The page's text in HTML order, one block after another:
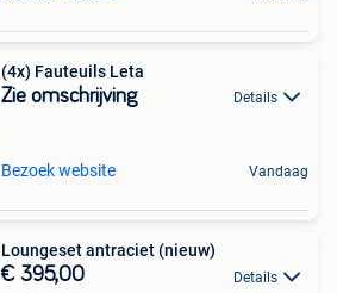
(4x) Fauteuils Leta
Zie omschrijving Details
Bezoek website Vandaag
Loungeset antraciet (nieuw)
€ 395,00 Details